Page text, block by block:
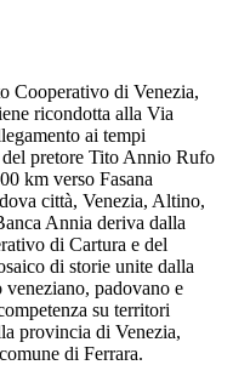
Cooperativo di Venezia,
ricondotta alla Via
ai tempi
pretore Tito Annio Rufo
km verso Fasana
città, Venezia, Altino,
Annia deriva dalla
di Cartura e del
di storie unite dalla
padovano e
su territori
provincia di Venezia,
di Ferrara.